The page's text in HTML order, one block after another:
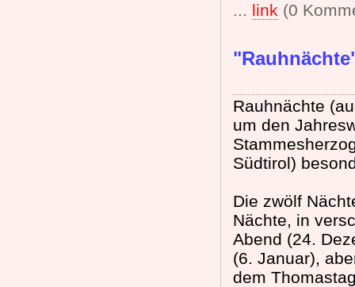
... link (0
Rauhnächte
um den
Südtirol)
Die zwölf
Nächte, in
Abend (24.
(6. Januar),
dem